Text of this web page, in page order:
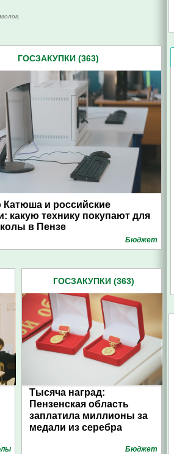
ГОСЗАКУПКИ (363)
Катюша и российские
какую технику покупают для
в Пензе
Бюджет
ГОСЗАКУПКИ (363)
Тысяча наград:
Пензенская область
заплатила миллионы за
медали из серебра
Бюджет